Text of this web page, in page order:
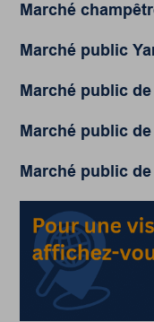
Marché
Marché public
Marché public
Marché public
Marché public